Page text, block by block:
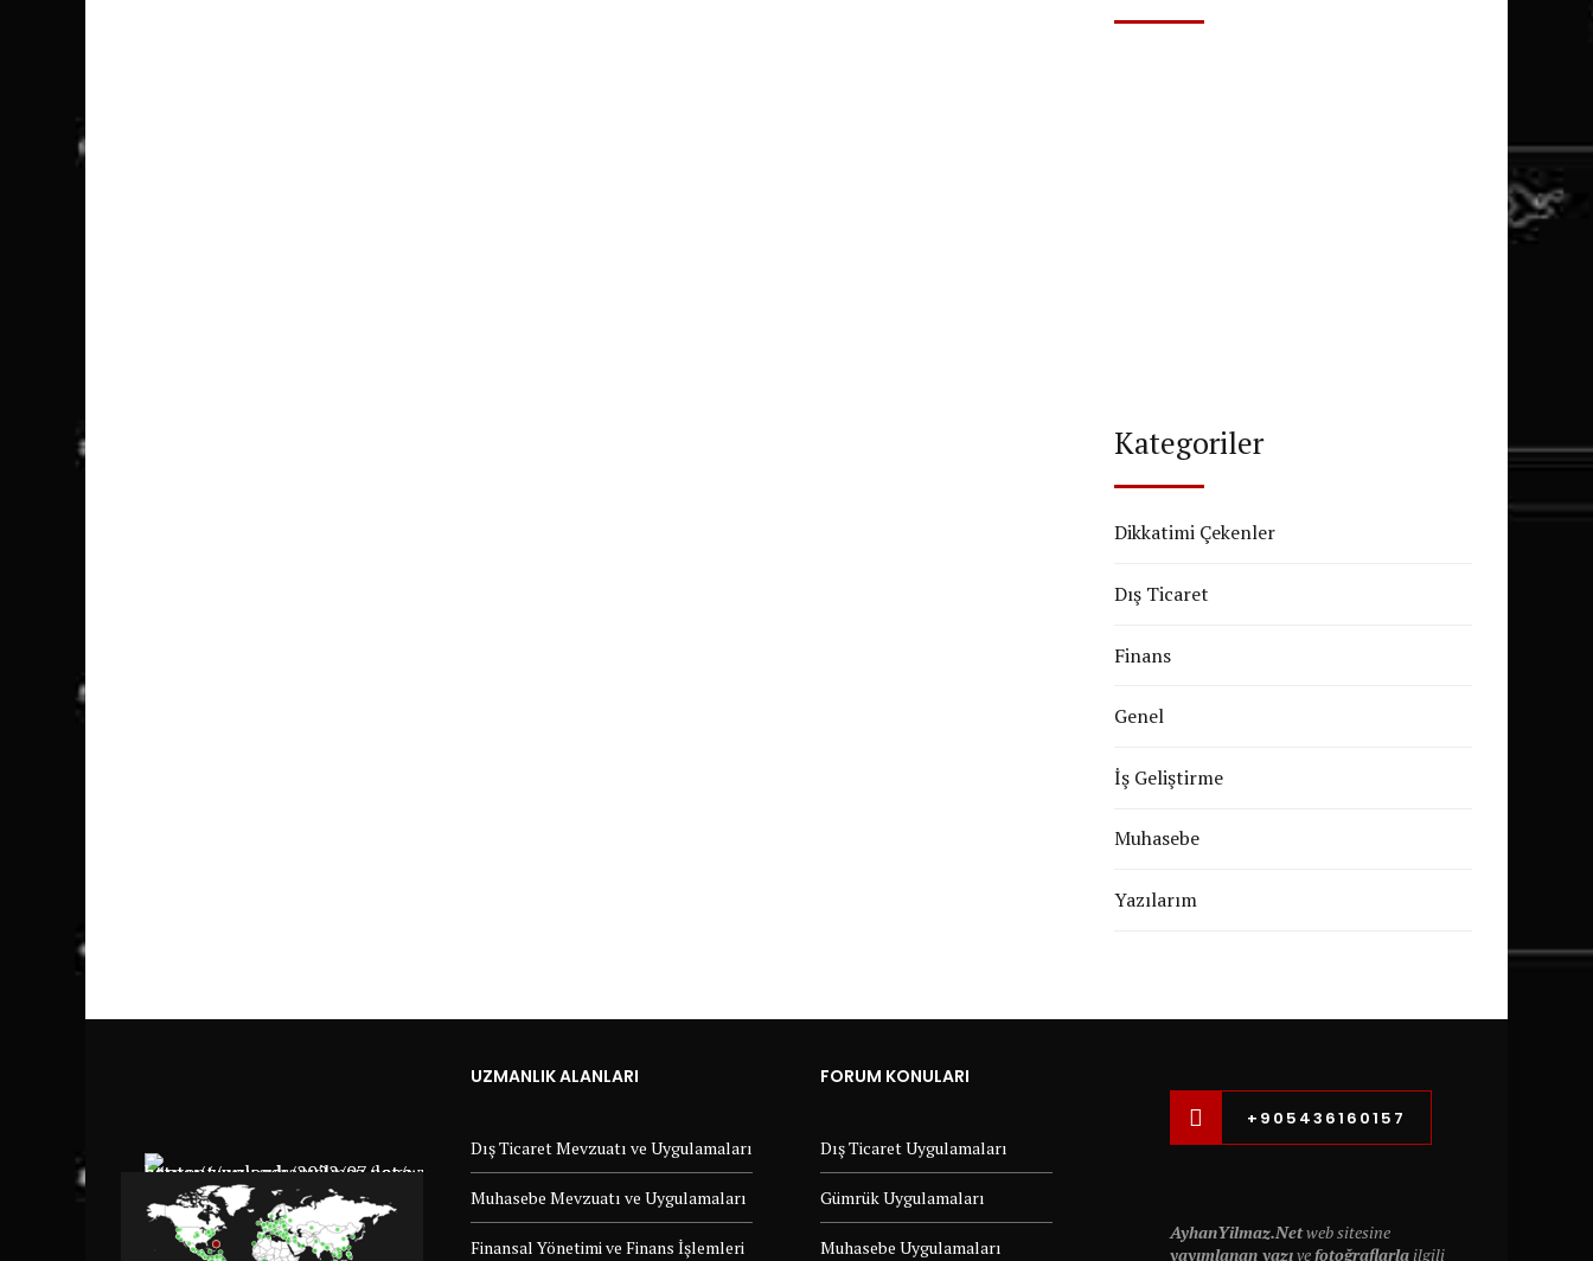
Kategoriler
Dikkatimi Çekenler
Dış Ticaret
Finans
Genel
İş Geliştirme
Muhasebe
Yazılarım
UZMANLIK ALANLARI
Dış Ticaret Mevzuatı ve Uygulamaları
Muhasebe Mevzuatı ve Uygulamaları
Finansal Yönetimi ve Finans İşlemleri
FORUM KONULARI
Dış Ticaret Uygulamaları
Gümrük Uygulamaları
Muhasebe Uygulamaları
+905436160157
AyhanYilmaz.Netweb sitesine
yayımlanan yazıvefotoğraflarla ilgili